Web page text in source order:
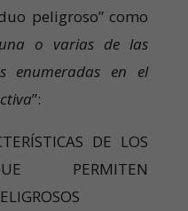
peligroso” como
o varias de las
enumeradas en el
”:
DE LOS
PERMITEN